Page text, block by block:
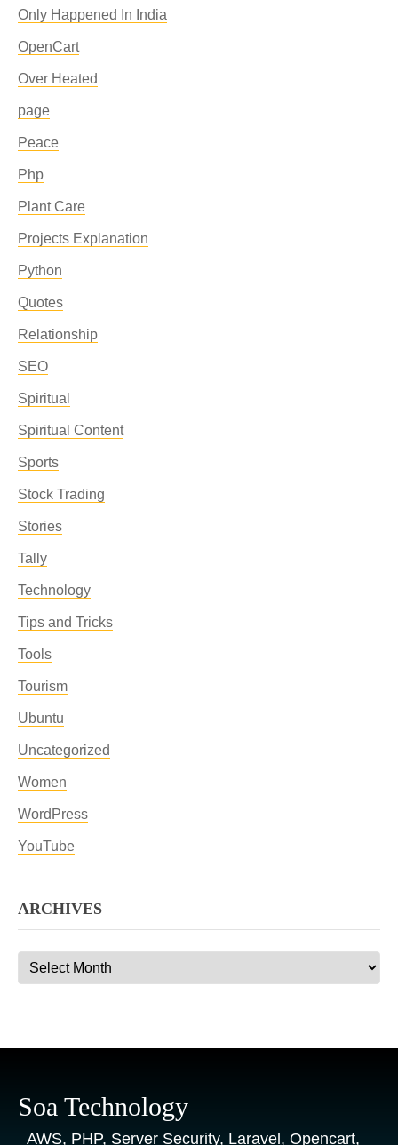
Only Happened In India
OpenCart
Over Heated
page
Peace
Php
Plant Care
Projects Explanation
Python
Quotes
Relationship
SEO
Spiritual
Spiritual Content
Sports
Stock Trading
Stories
Tally
Technology
Tips and Tricks
Tools
Tourism
Ubuntu
Uncategorized
Women
WordPress
YouTube
ARCHIVES
Archives
Soa Technology
AWS, PHP, Server Security, Laravel, Opencart,